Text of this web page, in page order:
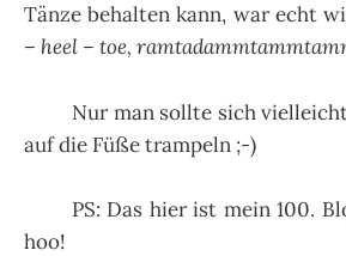
Tänze behalten kann, war echt
– heel – toe,
Nur man sollte sich
auf die Füße trampeln ;-)
PS: Das hier ist mein 100.
hoo!